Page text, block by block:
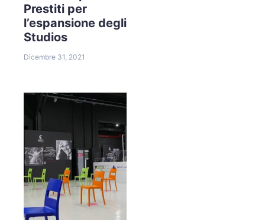
Prestiti per
l’espansione degli
Studios
Dicembre 31, 2021